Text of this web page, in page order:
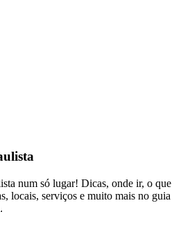
num só lugar! Dicas, onde ir, o que
locais, serviços e muito mais no guia